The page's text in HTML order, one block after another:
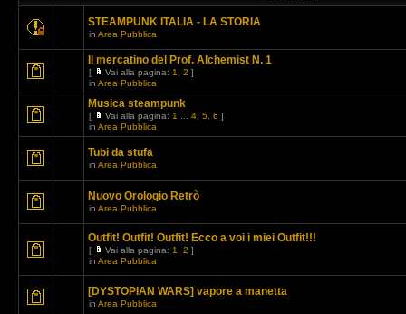
STEAMPUNK ITALIA - LA STORIA
in Area Pubblica
Il mercatino del Prof. Alchemist N. 1
[ Vai alla pagina: 1 2 ]
in Area Pubblica
Musica steampunk
[ Vai alla pagina: 1 4 5 6 ]
in Area Pubblica
Tubi da stufa
in Area Pubblica
Nuovo Orologio Retrò
in Area Pubblica
Outfit! Outfit! Outfit! Ecco a voi i miei Outfit!!!
[ Vai alla pagina: 1 2 ]
in Area Pubblica
[DYSTOPIAN WARS] vapore a manetta
in Area Pubblica